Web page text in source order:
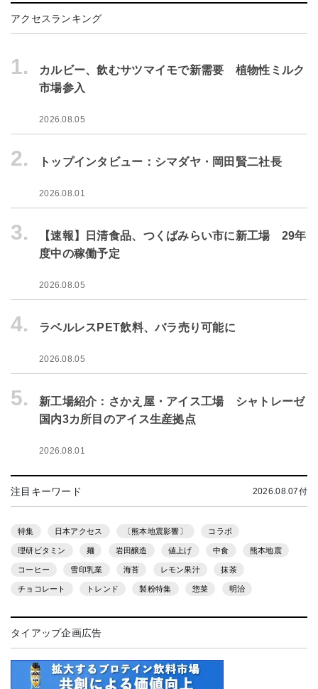
アクセスランキング
1.
カルビー、飲むサツマイモで新需要 植物性ミルク
市場参入
2026.08.05
2. トップインタビュー：シマダヤ・岡田賢二社長
2026.08.01
3.
【速報】日清食品、つくばみらい市に新工場 29年
度中の稼働予定
2026.08.05
4. ラベルレスPET飲料、バラ売り可能に
2026.08.05
5.
新工場紹介：さかえ屋・アイス工場 シャトレーゼ
国内3カ所目のアイス生産拠点
2026.08.01
注目キーワード 2026.08.07付
特集 日本アクセス 〔熊本地震影響〕 コラボ
理研ビタミン 麺 岩田醸造 値上げ 中食 熊本地震
コーヒー 雪印乳業 海苔 レモン果汁 抹茶
チョコレート トレンド 製粉特集 惣菜 明治
タイアップ企画広告